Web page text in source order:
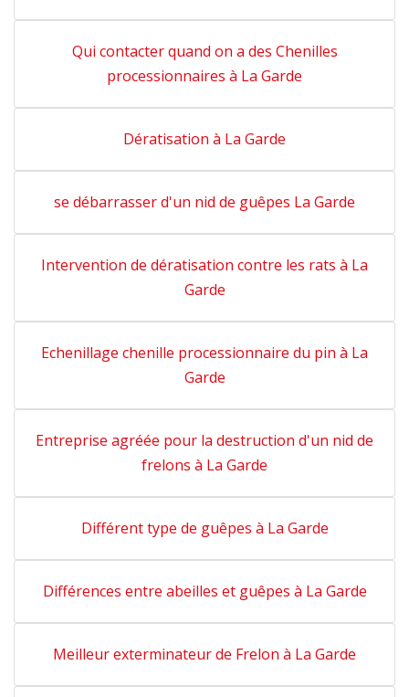
Qui contacter quand on a des Chenilles
processionnaires à La Garde
Dératisation à La Garde
se débarrasser d'un nid de guêpes La Garde
Intervention de dératisation contre les rats à La
Garde
Echenillage chenille processionnaire du pin à La
Garde
Entreprise agréée pour la destruction d'un nid de
frelons à La Garde
Différent type de guêpes à La Garde
Différences entre abeilles et guêpes à La Garde
Meilleur exterminateur de Frelon à La Garde